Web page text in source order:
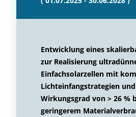
Entwicklung eines
zur Realisierung
Einfachsolarzellen mit
Lichteinfangstrategien
Wirkungsgrad von > 26 %
geringerem